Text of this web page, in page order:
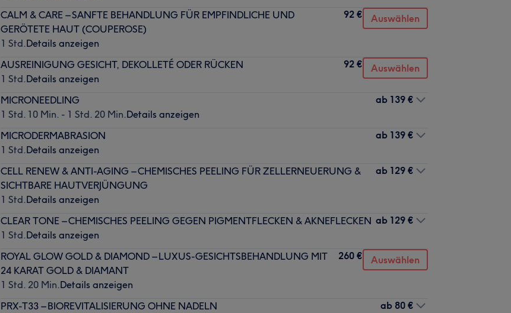
CALM & CARE – SANFTE BEHANDLUNG FÜR EMPFINDLICHE UND
GERÖTETE HAUT (COUPEROSE)
1 Std.Details anzeigen
92 € Auswählen
AUSREINIGUNG GESICHT, DEKOLLETÉ ODER RÜCKEN
1 Std.Details anzeigen
92 € Auswählen
MICRONEEDLING
1 Std. 10 Min. - 1 Std. 20 Min.Details anzeigen
ab 139 €
MICRODERMABRASION
1 Std.Details anzeigen
ab 139 €
CELL RENEW & ANTI-AGING – CHEMISCHES PEELING FÜR ZELLERNEUERUNG &
SICHTBARE HAUTVERJÜNGUNG
1 Std.Details anzeigen
ab 129 €
CLEAR TONE – CHEMISCHES PEELING GEGEN PIGMENTFLECKEN & AKNEFLECKEN
1 Std.Details anzeigen
ab 129 €
ROYAL GLOW GOLD & DIAMOND – LUXUS-GESICHTSBEHANDLUNG MIT
24 KARAT GOLD & DIAMANT
1 Std. 20 Min.Details anzeigen
260 € Auswählen
PRX-T33 – BIOREVITALISIERUNG OHNE NADELN
ab 80 €